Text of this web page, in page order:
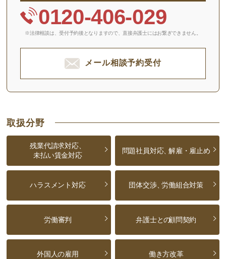
0120-406-029
※法律相談は、受付予約後となりますので、 直接弁護士にはお繋ぎできません。
メール相談予約受付
取扱分野
残業代請求対応、
未払い賃金対応
問題社員対応、解雇・雇止め
ハラスメント対応 団体交渉、労働組合対策
労働審判 弁護士との顧問契約
外国人の雇用 働き方改革